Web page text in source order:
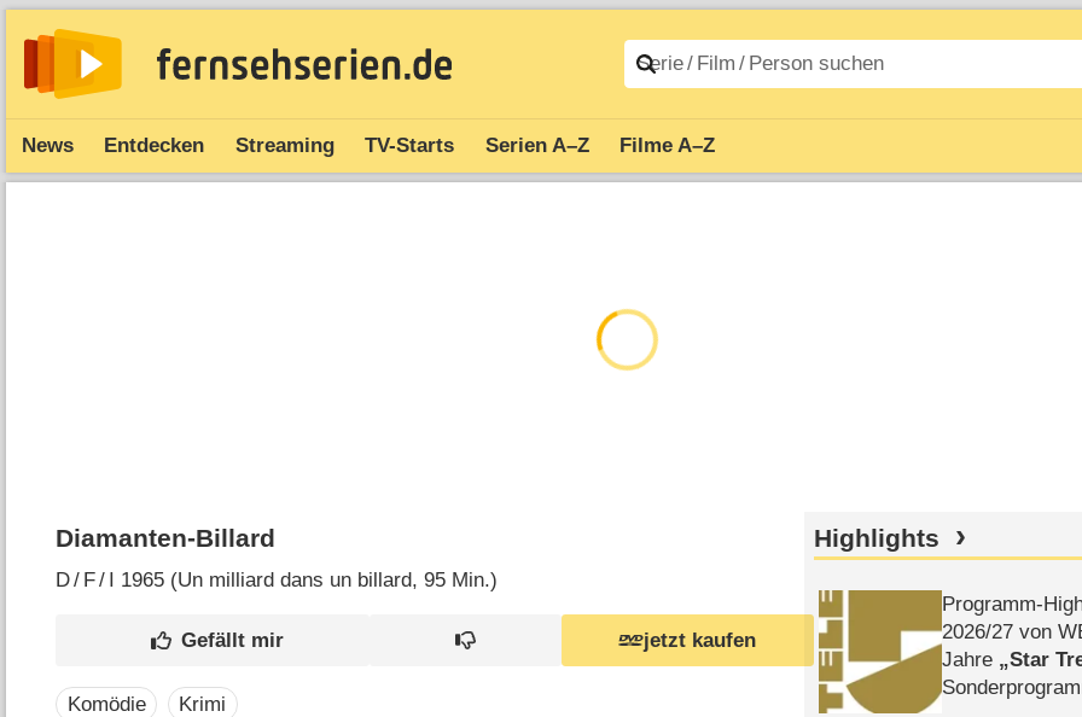
News Entdecken Streaming TV-Starts Serien A–Z Filme A–Z
Diamanten-Billard
D/ F/ I 1965 (Un milliard dans un billard‎, 95 Min.)
jetzt kaufen
Komödie Krimi
Highlights
Programm-
2026/​27 von
Jahre
Star